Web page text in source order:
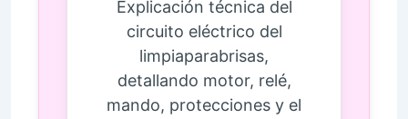
Explicación técnica del
circuito eléctrico del
limpiaparabrisas,
detallando motor, relé,
mando, protecciones y el